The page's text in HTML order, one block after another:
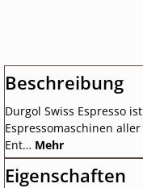
Beschreibung
Durgol Swiss Espresso
Espressomaschinen
Ent… Mehr
Eigenschaften